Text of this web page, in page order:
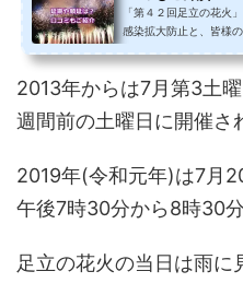
「第４２回足立の花火
感染拡大防止と、皆様
2013年からは7月第3土
週間前の土曜日に開催さ
2019年(令和元年)は7月
午後7時30分から8時30
足立の花火の当日は雨に